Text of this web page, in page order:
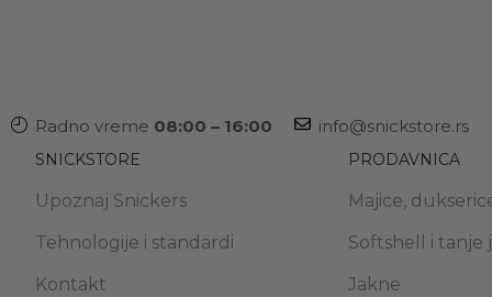
Radno vreme 08:00 – 16:00 info@snickstore.rs
SNICKSTORE
Upoznaj Snickers
Tehnologije i standardi
Kontakt
PRODAVNICA
Majice,
Softshell i tanje
Jakne